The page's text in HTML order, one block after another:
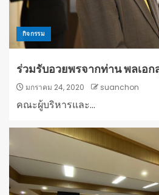
กิจกรรม
ร่วมรับอวยพรจากท่าน พลเอ
มกราคม 24, 2020 suanchon
คณะผู้บริหารและ...